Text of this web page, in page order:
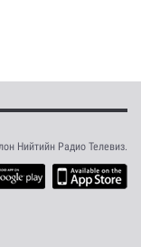
Нийтийн Радио Телевиз.